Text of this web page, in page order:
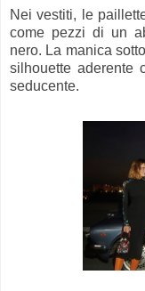
Nei vestiti, le
come pezzi di un
nero. La manica
silhouette aderente
seducente.